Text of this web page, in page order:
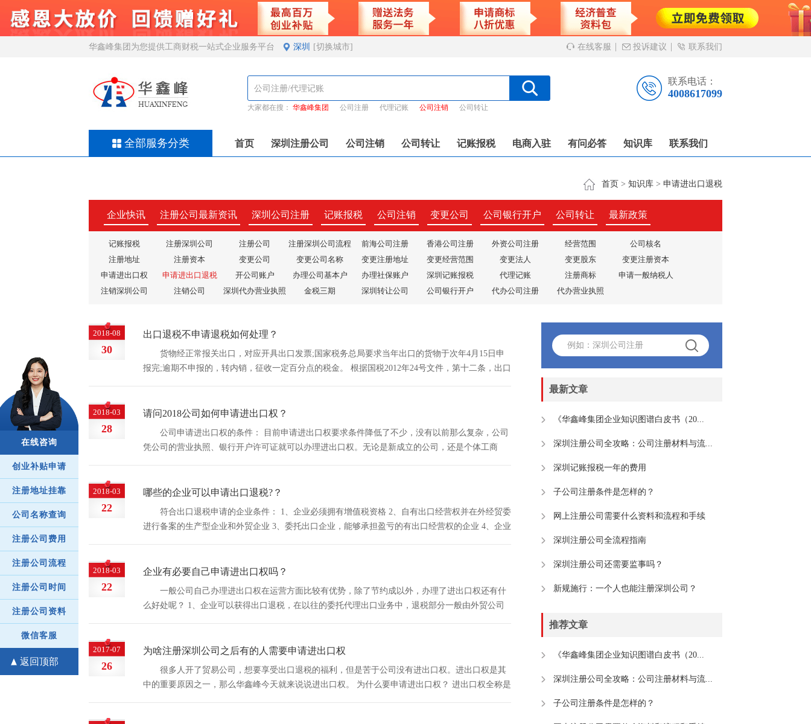
在线咨询
创业补贴申请
注册地址挂靠
公司名称查询
注册公司费用
注册公司流程
注册公司时间
注册公司资料
微信客服
返回顶部
华鑫峰集团为您提供工商财税一站式企业服务平台 深圳 [切换城市] 在线客服 投诉建议 联系我们
大家都在搜： 华鑫峰集团 公司注册 代理记账 公司注销 公司转让
联系电话：
4008617099
全部服务分类 首页 深圳注册公司 公司注销 公司转让 记账报税 电商入驻 有问必答 知识库 联系我们
首页 > 知识库 > 申请进出口退税
企业快讯 注册公司最新资讯 深圳公司注册 记账报税 公司注销 变更公司 公司银行开户 公司转让 最新政策
记账报税 注册深圳公司 注册公司 注册深圳公司流程 前海公司注册 香港公司注册 外资公司注册 经营范围
公司核名
注册地址
注册资本 变更公司 变更公司名称 变更注册地址 变更经营范围 变更法人 变更股东
变更注册资本
申请进出口权
申请进出口退税 开公司账户 办理公司基本户 办理社保账户 深圳记账报税 代理记账 注册商标
申请一般纳税人
注销深圳公司
注销公司 深圳代办营业执照 金税三期 深圳转让公司 公司银行开户 代办公司注册 代办营业执照
2018-08
30
出口退税不申请退税如何处理？
货物经正常报关出口，对应开具出口发票;国家税务总局要求当年出口的货物于次年4月15日申
报完;逾期不申报的，转内销，征收一定百分点的税金。 根据国税2012年24号文件，第十二条，出口
2018-03
28
请问2018公司如何申请进出口权？
公司申请进出口权的条件： 目前申请进出口权要求条件降低了不少，没有以前那么复杂，公司
凭公司的营业执照、银行开户许可证就可以办理进出口权。无论是新成立的公司，还是个体工商
2018-03
22
哪些的企业可以申请出口退税?？
符合出口退税申请的企业条件： 1、企业必须拥有增值税资格 2、自有出口经营权并在外经贸委
进行备案的生产型企业和外贸企业 3、委托出口企业，能够承担盈亏的有出口经营权的企业 4、企业
2018-03
22
企业有必要自己申请进出口权吗？
一般公司自己办理进出口权在运营方面比较有优势，除了节约成以外，办理了进出口权还有什
么好处呢？ 1、企业可以获得出口退税，在以往的委托代理出口业务中，退税部分一般由外贸公司
2017-07
26
为啥注册深圳公司之后有的人需要申请进出口权
很多人开了贸易公司，想要享受出口退税的福利，但是苦于公司没有进出口权。进出口权是其
中的重要原因之一，那么华鑫峰今天就来说说进出口权。 为什么要申请进出口权？ 进出口权全称是
最新文章
《华鑫峰集团企业知识图谱白皮书（20...
深圳注册公司全攻略：公司注册材料与流...
深圳记账报税一年的费用
子公司注册条件是怎样的？
网上注册公司需要什么资料和流程和手续
深圳注册公司全流程指南
深圳注册公司还需要监事吗？
新规施行：一个人也能注册深圳公司？
推荐文章
《华鑫峰集团企业知识图谱白皮书（20...
深圳注册公司全攻略：公司注册材料与流...
子公司注册条件是怎样的？